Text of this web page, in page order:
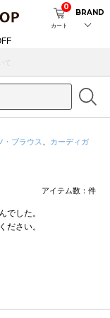
カート
0
BRAND
・ブラウス
カーディガ
アイテム数： 件
でした。
ださい。